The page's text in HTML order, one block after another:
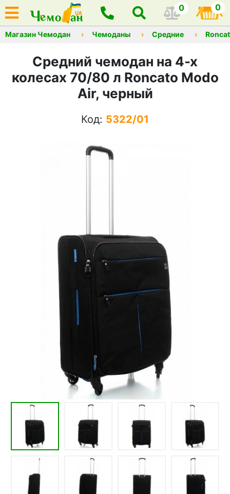
0 0
Магазин Чемодан Чемоданы Средние
Средний чемодан на 4-х
колесах 70/80 л Roncato Modo
Air, черный
Код: 5322/01